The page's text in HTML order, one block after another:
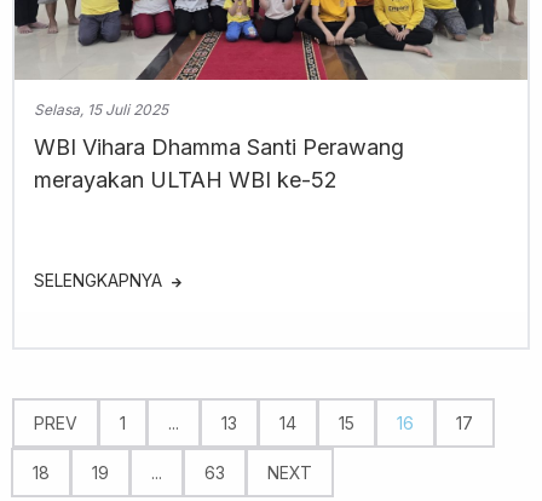
Selasa, 15 Juli 2025
WBI Vihara Dhamma Santi Perawang
merayakan ULTAH WBI ke-52
SELENGKAPNYA
PREV 1 ... 13 14 15 16 17
18 19 ... 63 NEXT